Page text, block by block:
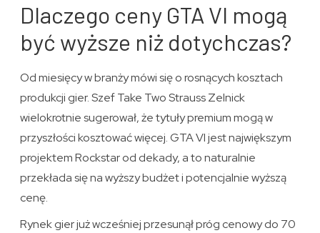
Dlaczego ceny GTA VI mogą
być wyższe niż dotychczas?
Od miesięcy w branży mówi się o rosnących kosztach
produkcji gier. Szef Take Two Strauss Zelnick
wielokrotnie sugerował, że tytuły premium mogą w
przyszłości kosztować więcej. GTA VI jest największym
projektem Rockstar od dekady, a to naturalnie
przekłada się na wyższy budżet i potencjalnie wyższą
cenę.
Rynek gier już wcześniej przesunął próg cenowy do 70